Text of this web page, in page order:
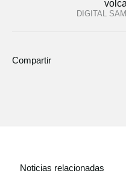
DIGITAL
Compartir
Noticias relacionadas